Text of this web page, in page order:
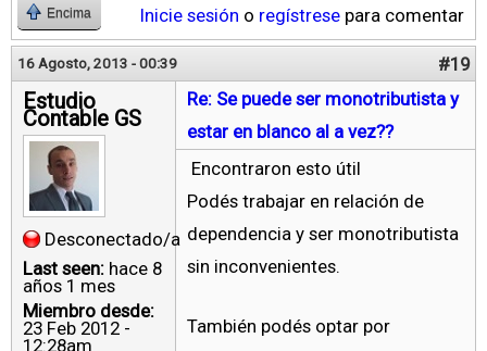
Encima Inicie sesión o regístrese para comentar
16 Agosto, 2013 - 00:39 #19
Estudio
Contable GS
Desconectado/a
Last seen: hace 8
años 1 mes
Miembro desde:
23 Feb 2012 -
12:28am
Re: Se puede ser monotributista y
estar en blanco al a vez??
Encontraron esto útil
Podés trabajar en relación de
dependencia y ser monotributista
sin inconvenientes.
También podés optar por